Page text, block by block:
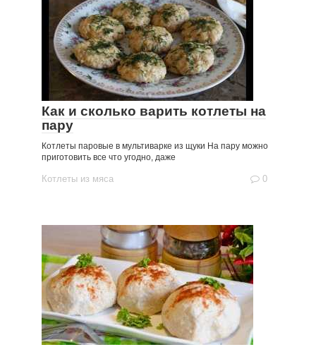
Как и сколько варить котлеты на
пару
Котлеты паровые в мультиварке из щуки На пару можно
приготовить все что угодно, даже
Котлеты из мяса 0